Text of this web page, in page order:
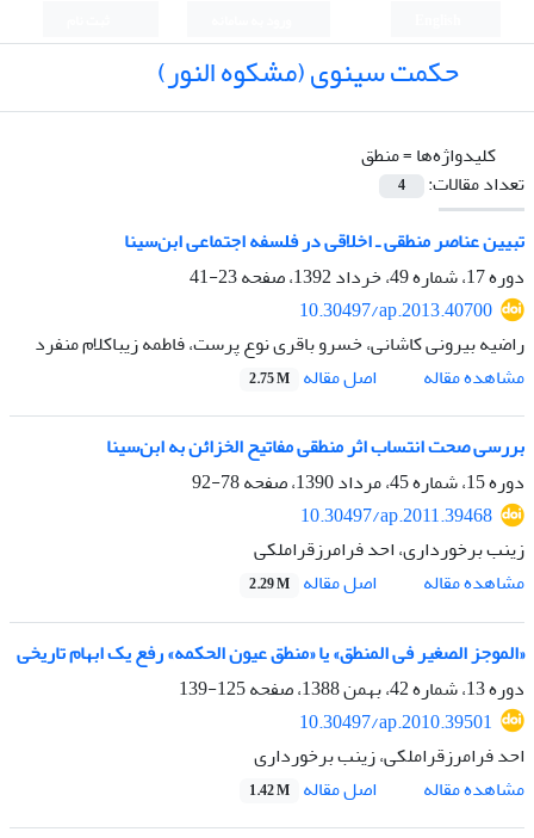
حکمت سینوی (مشکوه النور)
کلیدواژه‌ها =منطق
تعداد مقالات:
4
تبیین عناصر منطقی ـ اخلاقی در فلسفه اجتماعی ابن‌سینا
دوره 17، شماره 49، خرداد 1392، صفحه
23-41
10.30497/ap.2013.40700
راضیه بیرونی کاشانی، خسرو باقری نوع ‏پرست، فاطمه زیباکلام منفرد
مشاهده مقاله
اصل مقاله 2.75 M
بررسی صحت انتساب اثر منطقی مفاتیح الخزائن به ابن‌سینا
دوره 15، شماره 45، مرداد 1390، صفحه
78-92
10.30497/ap.2011.39468
زینب برخورداری، احد فرامرزقراملکی
مشاهده مقاله
اصل مقاله 2.29 M
«الموجز الصغیر فی المنطق» یا «منطق عیون الحکمه» رفع یک ابهام تاریخی
دوره 13، شماره 42، بهمن 1388، صفحه
125-139
10.30497/ap.2010.39501
احد فرامرزقراملکی، زینب برخورداری
مشاهده مقاله
اصل مقاله 1.42 M